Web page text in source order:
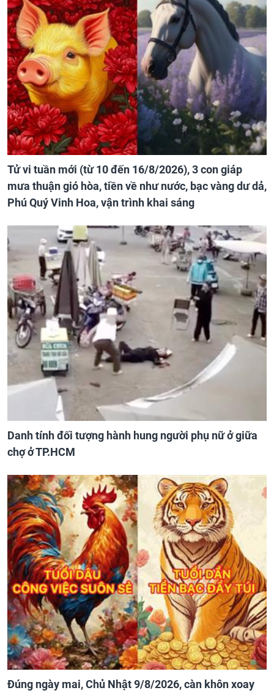
Tử vi tuần mới (từ 10 đến 16/8/2026), 3 con giáp
mưa thuận gió hòa, tiền về như nước, bạc vàng dư dả,
Phú Quý Vinh Hoa, vận trình khai sáng
Danh tính đối tượng hành hung người phụ nữ ở giữa
chợ ở TP.HCM
Đúng ngày mai, Chủ Nhật 9/8/2026, càn khôn xoay